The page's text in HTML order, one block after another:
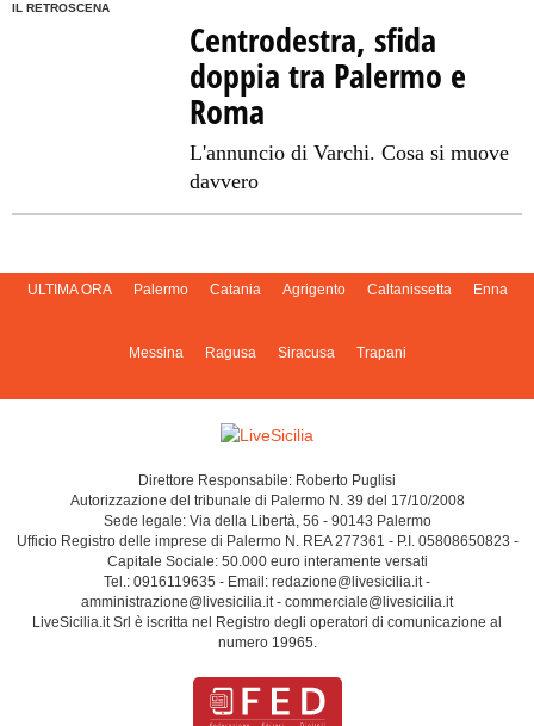
IL RETROSCENA
Centrodestra, sfida
doppia tra Palermo e
Roma
L'annuncio di Varchi. Cosa si muove
davvero
ULTIMA ORA Palermo Catania Agrigento Caltanissetta Enna
Messina Ragusa Siracusa Trapani
Direttore Responsabile: Roberto Puglisi
Autorizzazione del tribunale di Palermo N. 39 del 17/10/2008
Sede legale: Via della Libertà, 56 - 90143 Palermo
Ufficio Registro delle imprese di Palermo N. REA 277361 - P.I. 05808650823 -
Capitale Sociale: 50.000 euro interamente versati
Tel.: 0916119635 - Email: redazione@livesicilia.it -
amministrazione@livesicilia.it - commerciale@livesicilia.it
LiveSicilia.it Srl è iscritta nel Registro degli operatori di comunicazione al
numero 19965.